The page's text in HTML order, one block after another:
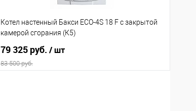
Котел настенный Бакси ECO-4S 18 F с закрытой
камерой сгорания (К5)
79 325 руб. / шт
83 500 руб.